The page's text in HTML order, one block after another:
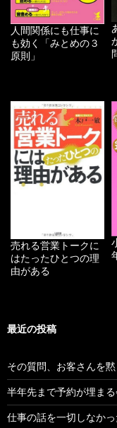
人間関係にも仕事に
も効く「みとめの３
原則」
売れる営業トークに
はたったひとつの理
由がある
最近の投稿
その質問、お客さんを
半年先まで予約が埋ま
仕事の話を一切しなか